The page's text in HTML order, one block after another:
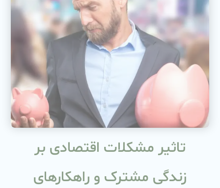
تاثیر مشکلات اقتصادی بر
زندگی مشترک و راهکارهای